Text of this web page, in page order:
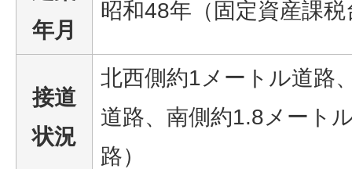
年月
昭和48年（固定資産課
接道
状況
北西側約1メートル道路
道路、南側約1.8メート
路）